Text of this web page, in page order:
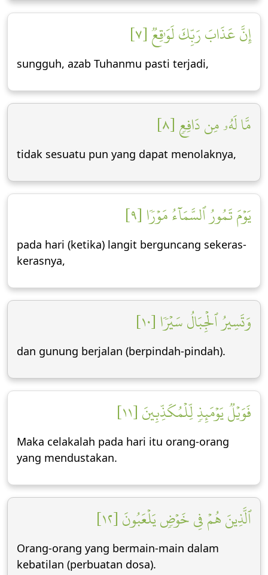
إِنَّ عَذَابَ رَبِّكَ لَوَٰقِعٞ [٧]
sungguh, azab Tuhanmu pasti terjadi,
مَّا لَهُۥ مِن دَافِعٖ [٨]
tidak sesuatu pun yang dapat menolaknya,
يَوۡمَ تَمُورُ ٱلسَّمَآءُ مَوۡرٗا [٩]
pada hari (ketika) langit berguncang sekeras-
kerasnya,
وَتَسِيرُ ٱلۡجِبَالُ سَيۡرٗا [١٠]
dan gunung berjalan (berpindah-pindah).
فَوَيۡلٞ يَوۡمَئِذٖ لِّلۡمُكَذِّبِينَ [١١]
Maka celakalah pada hari itu orang-orang
yang mendustakan.
ٱلَّذِينَ هُمۡ فِي خَوۡضٖ يَلۡعَبُونَ [١٢]
Orang-orang yang bermain-main dalam
kebatilan (perbuatan dosa).